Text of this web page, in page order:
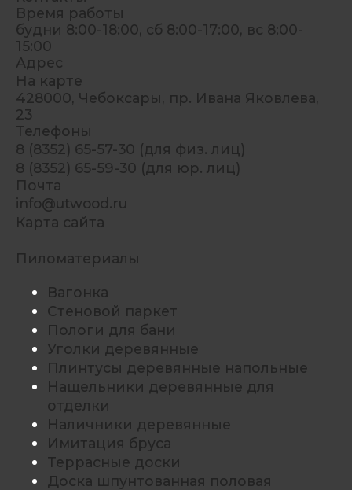
Время работы
будни 8:00-18:00, сб 8:00-17:00, вс 8:00-
15:00
Адрес
На карте
428000, Чебоксары, пр. Ивана Яковлева,
23
Телефоны
8 (8352) 65-57-30 (для физ. лиц)
8 (8352) 65-59-30 (для юр. лиц)
Почта
info@utwood.ru
Карта сайта
Пиломатериалы
Вагонка
Стеновой паркет
Пологи для бани
Уголки деревянные
Плинтусы деревянные напольные
Нащельники деревянные для
отделки
Наличники деревянные
Имитация бруса
Террасные доски
Доска шпунтованная половая